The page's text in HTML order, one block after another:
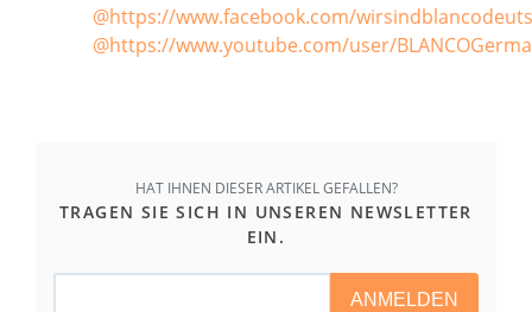
@https://www.facebook.com/
@https://www.youtube.com/user/
HAT IHNEN DIESER ARTIKEL GEFALLEN?
TRAGEN SIE SICH IN UNSEREN NEWSLETTER
EIN.
ANMELDEN